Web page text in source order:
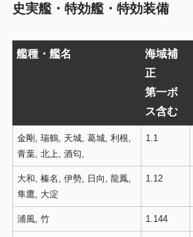
史実艦・特効艦・特効装備
艦種・艦名
海域補
正
第一ボ
ス含む
金剛, 瑞鶴, 天城, 葛城, 利根,
青葉, 北上, 酒匂,
1.1
大和, 榛名, 伊勢, 日向, 龍鳳,
隼鷹, 大淀
1.12
浦風, 竹 1.144